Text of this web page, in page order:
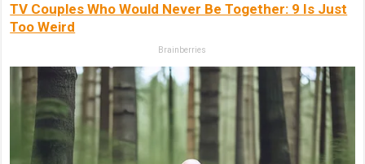
TV Couples Who Would Never Be Together: 9 Is Just
Too Weird
Brainberries